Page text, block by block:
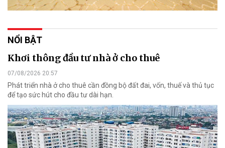
NỔI BẬT
Khơi thông đầu tư nhà ở cho thuê
07/08/2026 20:57
Phát triển nhà ở cho thuê cần đồng bộ đất đai, vốn, thuế và thủ tục
để tạo sức hút cho đầu tư dài hạn.